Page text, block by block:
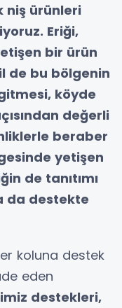
niş ürünleri
Eriği,
bir ürün
de bu bölgenin
köyde
değerli
beraber
yetişen
de tanıtımı
da destekte
koluna destek
eden
destekleri,